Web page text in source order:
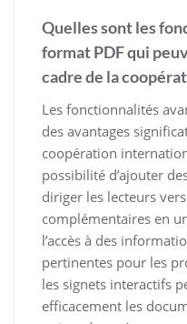
Quelles sont les
format PDF qui
cadre de la
Les fonctionnalités
des avantages
coopération
possibilité d’ajouter
diriger les lecteurs
complémentaires en
l’accès à des
pertinentes pour les
les signets interactifs
efficacement les